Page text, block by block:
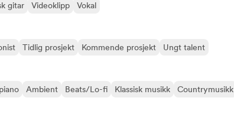
gitar Videoklipp Vokal
Tidlig prosjekt Kommende prosjekt Ungt talent
Ambient Beats/Lo-fi Klassisk musikk
Countrymusikk